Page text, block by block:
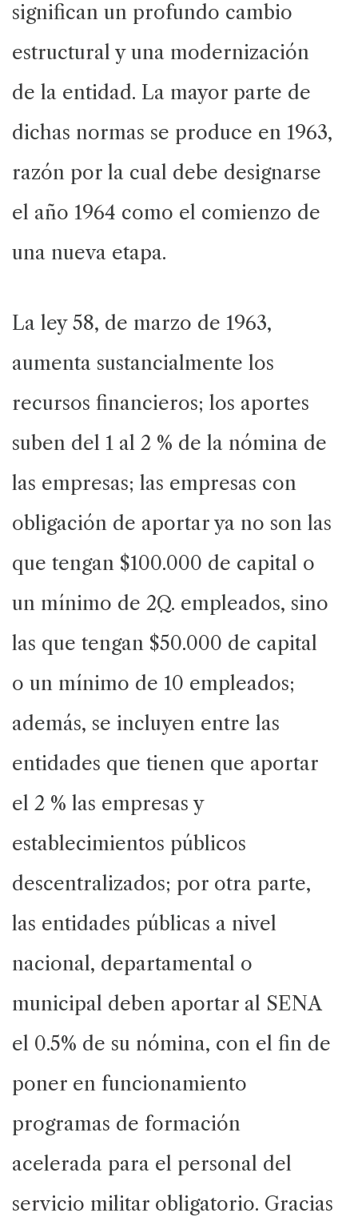
significan un profundo cambio
estructural y una modernización
de la entidad. La mayor parte de
dichas normas se produce en 1963,
razón por la cual debe designarse
el año 1964 como el comienzo de
una nueva etapa.
La ley 58, de marzo de 1963,
aumenta sustancialmente los
recursos financieros; los aportes
suben del 1 al 2 % de la nómina de
las empresas; las empresas con
obligación de aportar ya no son las
que tengan $100.000 de capital o
un mínimo de 2Q. empleados, sino
las que tengan $50.000 de capital
o un mínimo de 10 empleados;
además, se incluyen entre las
entidades que tienen que aportar
el 2 % las empresas y
establecimientos públicos
descentralizados; por otra parte,
las entidades públicas a nivel
nacional, departamental o
municipal deben aportar al SENA
el 0.5% de su nómina, con el fin de
poner en funcionamiento
programas de formación
acelerada para el personal del
servicio militar obligatorio. Gracias